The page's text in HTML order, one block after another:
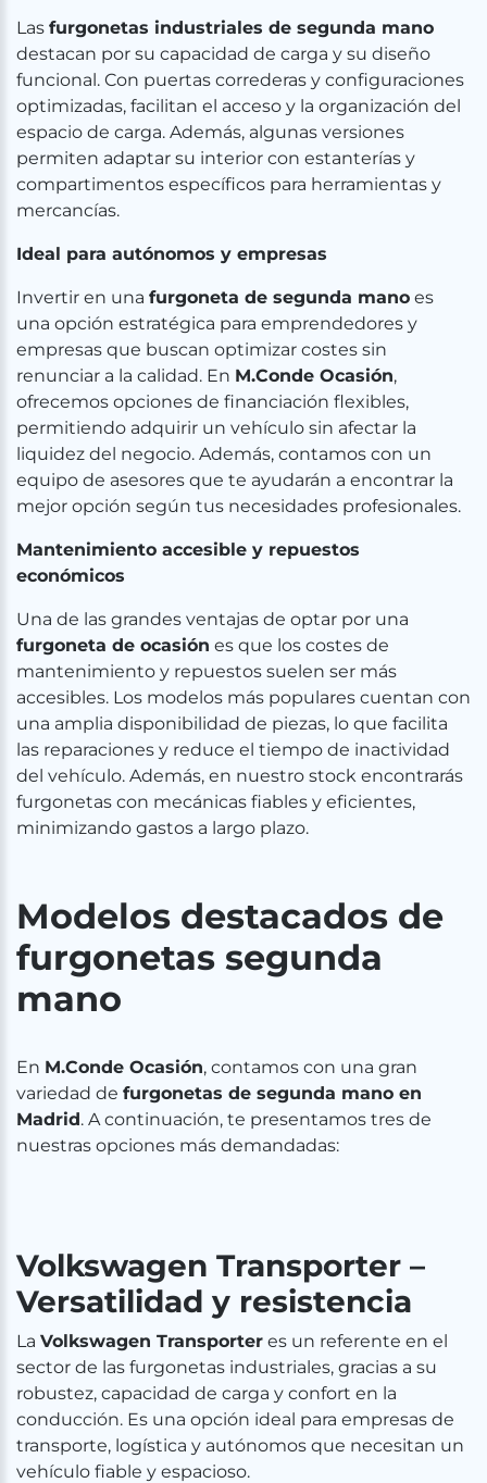
Las furgonetas industriales de segunda mano
destacan por su capacidad de carga y su diseño
funcional. Con puertas correderas y configuraciones
optimizadas, facilitan el acceso y la organización del
espacio de carga. Además, algunas versiones
permiten adaptar su interior con estanterías y
compartimentos específicos para herramientas y
mercancías.
Ideal para autónomos y empresas
Invertir en una furgoneta de segunda mano es
una opción estratégica para emprendedores y
empresas que buscan optimizar costes sin
renunciar a la calidad. En M.Conde Ocasión,
ofrecemos opciones de financiación flexibles,
permitiendo adquirir un vehículo sin afectar la
liquidez del negocio. Además, contamos con un
equipo de asesores que te ayudarán a encontrar la
mejor opción según tus necesidades profesionales.
Mantenimiento accesible y repuestos
económicos
Una de las grandes ventajas de optar por una
furgoneta de ocasión es que los costes de
mantenimiento y repuestos suelen ser más
accesibles. Los modelos más populares cuentan con
una amplia disponibilidad de piezas, lo que facilita
las reparaciones y reduce el tiempo de inactividad
del vehículo. Además, en nuestro stock encontrarás
furgonetas con mecánicas fiables y eficientes,
minimizando gastos a largo plazo.
Modelos destacados de
furgonetas segunda
mano
En M.Conde Ocasión, contamos con una gran
variedad de furgonetas de segunda mano en
Madrid. A continuación, te presentamos tres de
nuestras opciones más demandadas:
Volkswagen Transporter –
Versatilidad y resistencia
La Volkswagen Transporter es un referente en el
sector de las furgonetas industriales, gracias a su
robustez, capacidad de carga y confort en la
conducción. Es una opción ideal para empresas de
transporte, logística y autónomos que necesitan un
vehículo fiable y espacioso.